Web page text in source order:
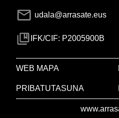
udala@arrasate.eus
IFK/CIF: P2005900B
WEB MAPA
PRIBATUTASUNA